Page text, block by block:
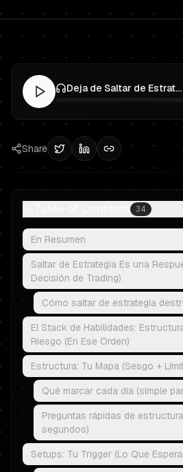
Deja de Saltar de Estrategia: El Stack de Habilidades de Prop Trading para Conseguir Fondeo
Share
34
En Resumen
Saltar de Estrategia Es una
Decisión de Trading)
Cómo saltar de estrategia
El Stack de Habilidades:
Riesgo (En Ese Orden)
Estructura: Tu Mapa (Sesgo +
Qué marcar cada día (simple
Preguntas rápidas de
segundos)
Setups: Tu Trigger (Lo Que